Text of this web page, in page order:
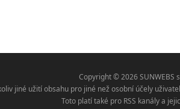
Copyright © 2026 SUNWEBS
jiné užití obsahu pro jiné než osobní účely
Toto platí také pro RSS kanály a